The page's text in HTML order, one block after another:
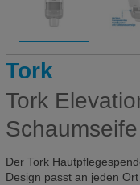
Tork
Tork
Der Tork
Design passt an jeden